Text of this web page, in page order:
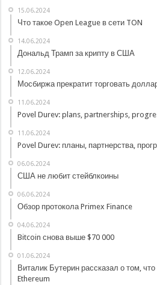
15.06.2024
Что такое Open League в сети TON
14.06.2024
Дональд Трамп за крипту в США
12.06.2024
Мосбиржа прекратит торговать
11.06.2024
Povel Durev: plans, partnerships,
11.06.2024
Povel Durev: планы, партнерства,
06.06.2024
США не любит стейблкоины
06.06.2024
Обзор протокола Primex Finance
04.06.2024
Bitcoin снова выше $70 000
01.06.2024
Виталик Бутерин рассказал о том,
Ethereum